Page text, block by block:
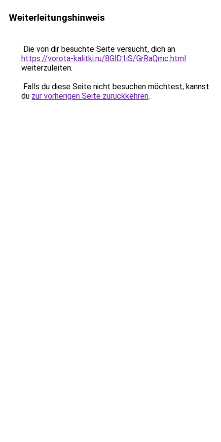
Weiterleitungshinweis
Die von dir besuchte Seite versucht, dich an
https://vorota-kalitki.ru/8GlD1iS/GrRaQmc.html
weiterzuleiten.
Falls du diese Seite nicht besuchen möchtest, kannst
du zur vorherigen Seite zurückkehren.